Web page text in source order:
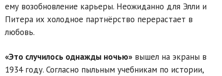
ему возобновление карьеры. Неожиданно для Элли и
Питера их холодное партнёрство перерастает в
любовь.
«Это случилось однажды ночью» вышел на экраны в
1934 году. Согласно пыльным учебникам по истории,